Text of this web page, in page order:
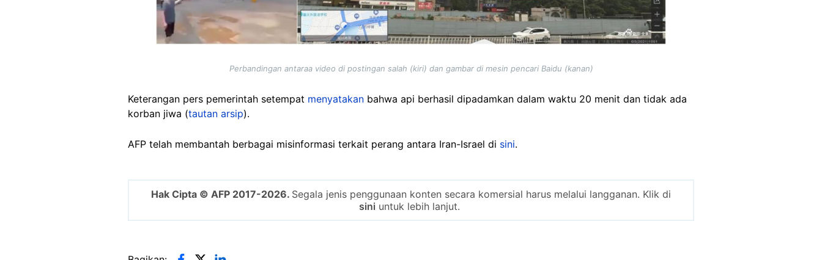
Perbandingan antaraa video di postingan salah (kiri) dan gambar di mesin pencari Baidu (kanan)
Keterangan pers pemerintah setempat menyatakan bahwa api berhasil dipadamkan dalam waktu 20 menit dan tidak ada
korban jiwa (tautan arsip).
AFP telah membantah berbagai misinformasi terkait perang antara Iran-Israel di sini.
Hak Cipta © AFP 2017-2026. Segala jenis penggunaan konten secara komersial harus melalui langganan. Klik di
sini untuk lebih lanjut.